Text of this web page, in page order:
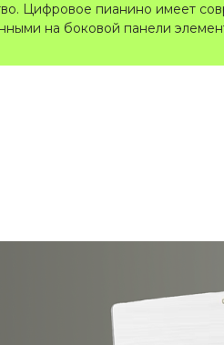
Цифровое пианино имеет
на боковой панели